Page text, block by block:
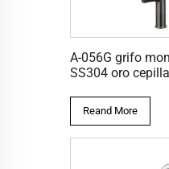
A-056G grifo
SS304 oro
Reand More